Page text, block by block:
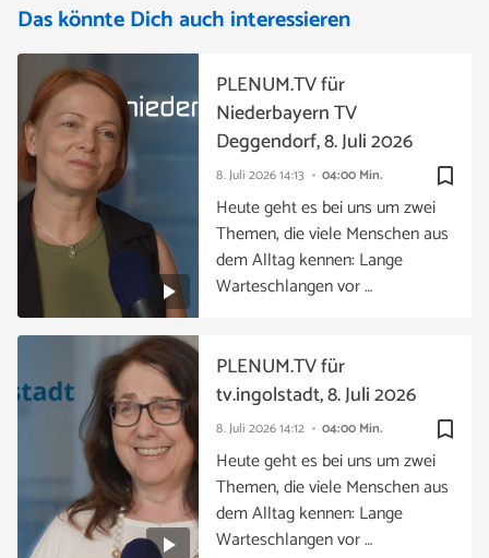
Das könnte Dich auch interessieren
bookmark_border
8. Juli 202614:13 04:00 Min.
PLENUM.TV für
Niederbayern TV
Deggendorf, 8. Juli 2026
Heute geht es bei uns um zwei
Themen, die viele Menschen aus
dem Alltag kennen: Lange
Warteschlangen vor …
bookmark_border
8. Juli 202614:12 04:00 Min.
PLENUM.TV für
tv.ingolstadt, 8. Juli 2026
Heute geht es bei uns um zwei
Themen, die viele Menschen aus
dem Alltag kennen: Lange
Warteschlangen vor …